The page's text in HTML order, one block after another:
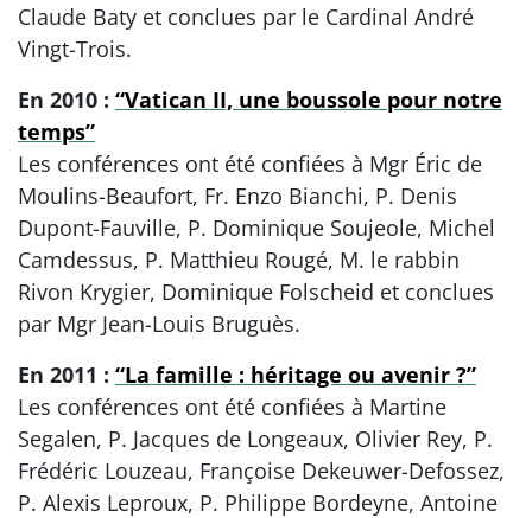
Claude Baty et conclues par le Cardinal André
Vingt-Trois.
En 2010 : “Vatican II, une boussole pour notre
temps”
Les conférences ont été confiées à Mgr Éric de
Moulins-Beaufort, Fr. Enzo Bianchi, P. Denis
Dupont-Fauville, P. Dominique Soujeole, Michel
Camdessus, P. Matthieu Rougé, M. le rabbin
Rivon Krygier, Dominique Folscheid et conclues
par Mgr Jean-Louis Bruguès.
En 2011 : “La famille : héritage ou avenir ?”
Les conférences ont été confiées à Martine
Segalen, P. Jacques de Longeaux, Olivier Rey, P.
Frédéric Louzeau, Françoise Dekeuwer-Defossez,
P. Alexis Leproux, P. Philippe Bordeyne, Antoine